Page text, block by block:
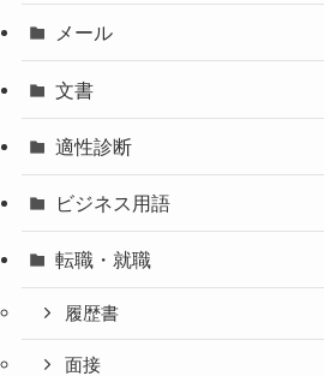
メール
文書
適性診断
ビジネス用語
転職・就職
履歴書
面接